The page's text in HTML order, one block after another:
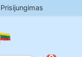
Prisijungimas